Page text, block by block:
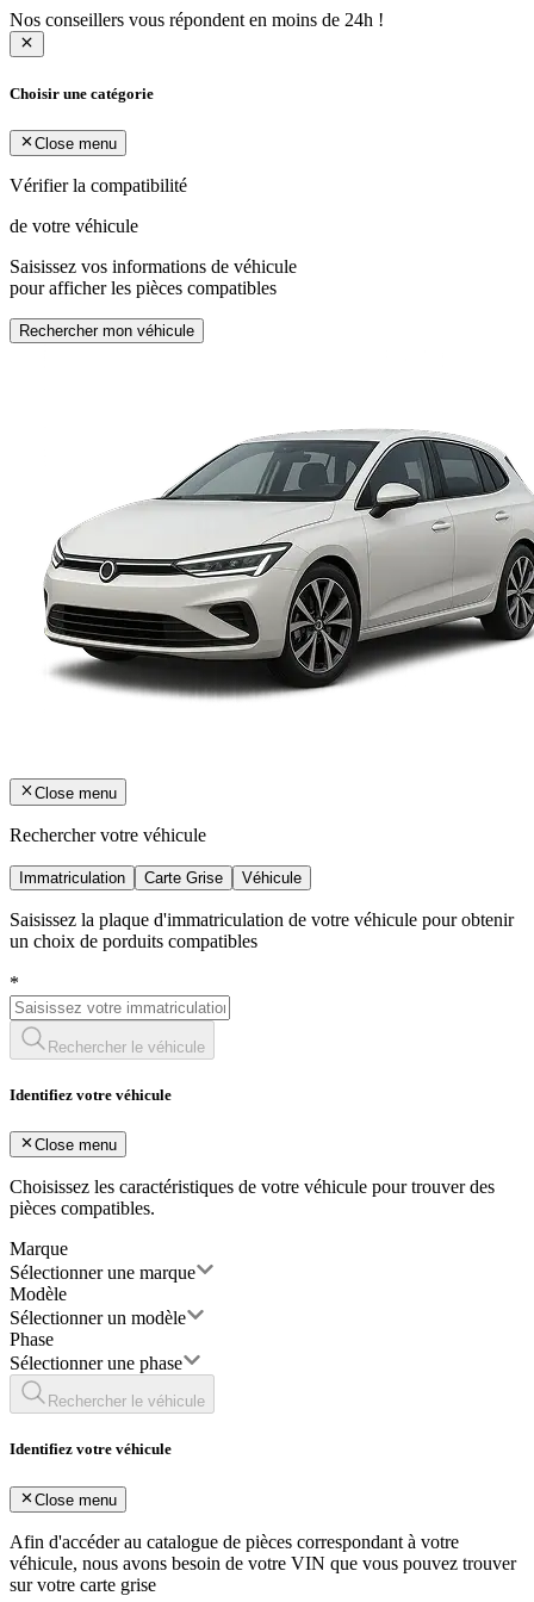
Nos conseillers vous répondent en moins de 24h !
Choisir une catégorie
Close menu
Vérifier la compatibilité
de votre véhicule
Saisissez vos informations de véhicule
pour afficher les pièces compatibles
Rechercher mon véhicule
Close menu
Rechercher votre véhicule
Immatriculation Carte Grise Véhicule
Saisissez la plaque d'immatriculation de votre véhicule pour obtenir
un choix de porduits compatibles
*
Rechercher le véhicule
Identifiez votre véhicule
Close menu
Choisissez les caractéristiques de votre véhicule pour trouver des
pièces compatibles.
Marque
Sélectionner une marque
Modèle
Sélectionner un modèle
Phase
Sélectionner une phase
Rechercher le véhicule
Identifiez votre véhicule
Close menu
Afin d'accéder au catalogue de pièces correspondant à votre
véhicule, nous avons besoin de votre VIN que vous pouvez trouver
sur votre carte grise